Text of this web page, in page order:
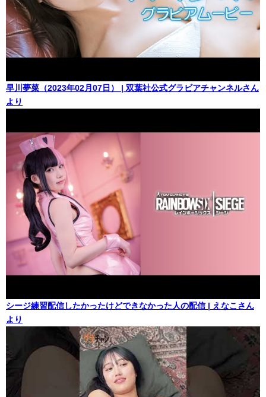
早川夢菜（2023年02月07日） | 双葉社公式グラビアチャンネルさん
より
シージ練習配信したかったけどできなかった人の配信 | えなこさん
より